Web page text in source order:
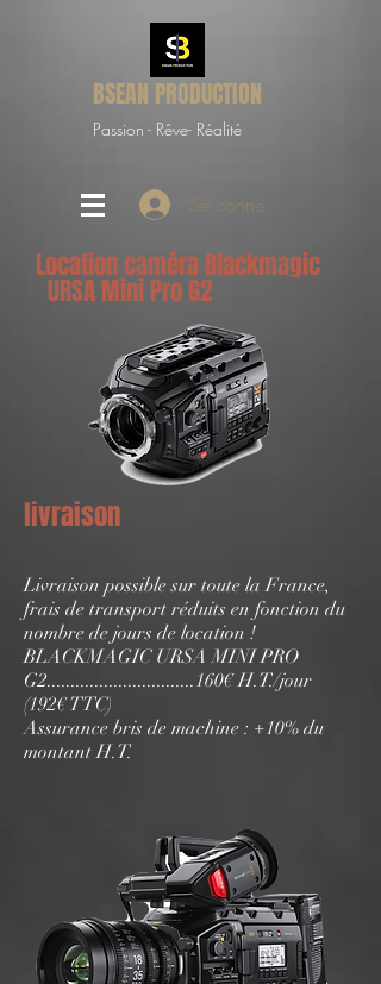
BSEAN PRODUCTION
Passion - Rêve- Réalité
Se connecter
Location caméra Blackmagic
URSA Mini Pro G2
livraison
Livraison possible sur toute la France,
frais de transport réduits en fonction du
nombre de jours de location !
BLACKMAGIC URSA MINI PRO
G2...............................160€ H.T./jour
(192€ TTC)
Assurance bris de machine : +10% du
montant H.T.